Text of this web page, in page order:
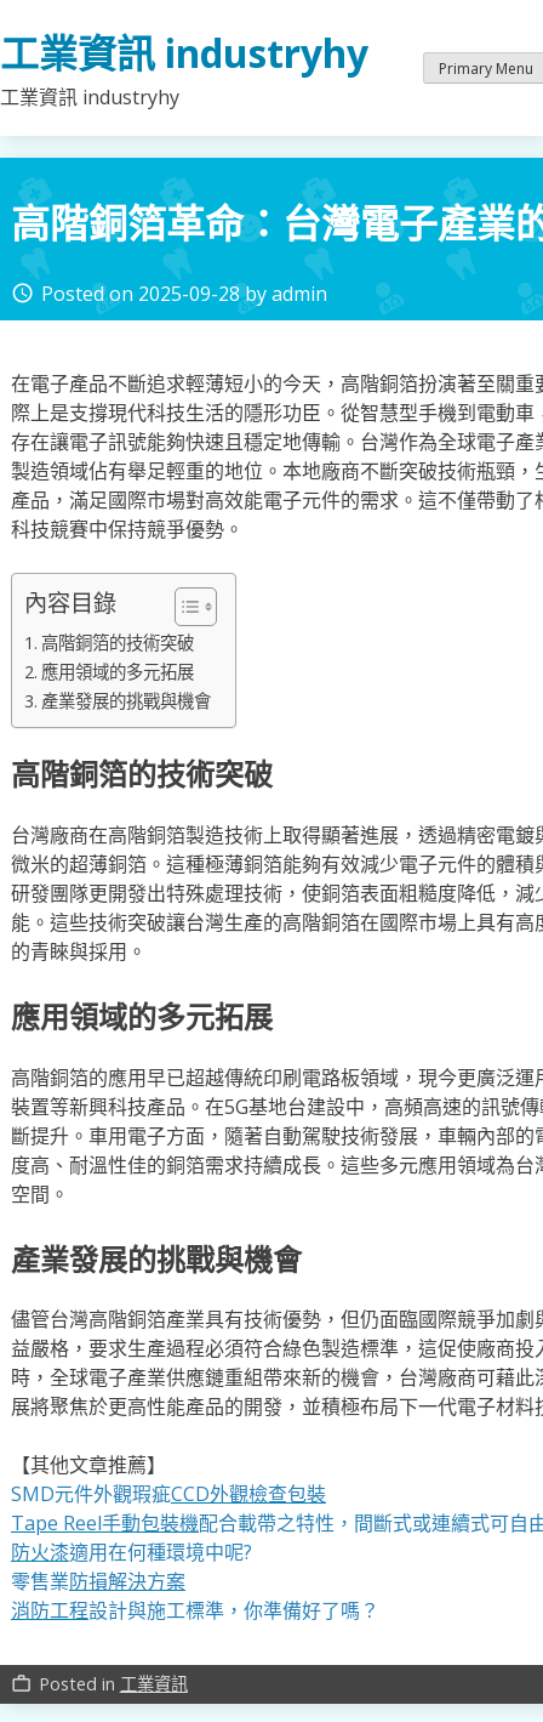
to
content
工業資訊 industryhy
工業資訊 industryhy
Primary Menu
高階銅箔革命：台灣電子產業
access_time Posted on 2025-09-28byadmin
在電子產品不斷追求輕薄短小的今天，高階銅箔扮演著至關
際上是支撐現代科技生活的隱形功臣。從智慧型手機到電動
存在讓電子訊號能夠快速且穩定地傳輸。台灣作為全球電子
製造領域佔有舉足輕重的地位。本地廠商不斷突破技術瓶頸
產品，滿足國際市場對高效能電子元件的需求。這不僅帶動
科技競賽中保持競爭優勢。
內容目錄
高階銅箔的技術突破
應用領域的多元拓展
產業發展的挑戰與機會
高階銅箔的技術突破
台灣廠商在高階銅箔製造技術上取得顯著進展，透過精密電
微米的超薄銅箔。這種極薄銅箔能夠有效減少電子元件的體
研發團隊更開發出特殊處理技術，使銅箔表面粗糙度降低，
能。這些技術突破讓台灣生產的高階銅箔在國際市場上具有
的青睞與採用。
應用領域的多元拓展
高階銅箔的應用早已超越傳統印刷電路板領域，現今更廣泛
裝置等新興科技產品。在5G基地台建設中，高頻高速的訊號
斷提升。車用電子方面，隨著自動駕駛技術發展，車輛內部
度高、耐溫性佳的銅箔需求持續成長。這些多元應用領域為
空間。
產業發展的挑戰與機會
儘管台灣高階銅箔產業具有技術優勢，但仍面臨國際競爭加
益嚴格，要求生產過程必須符合綠色製造標準，這促使廠商
時，全球電子產業供應鏈重組帶來新的機會，台灣廠商可藉
展將聚焦於更高性能產品的開發，並積極布局下一代電子材
【其他文章推薦】
SMD元件外觀瑕疵CCD外觀檢查包裝
Tape Reel手動包裝機配合載帶之特性，間斷式或連續式可自
防火漆適用在何種環境中呢?
零售業防損解決方案
消防工程設計與施工標準，你準備好了嗎？
work_outline Posted in 工業資訊